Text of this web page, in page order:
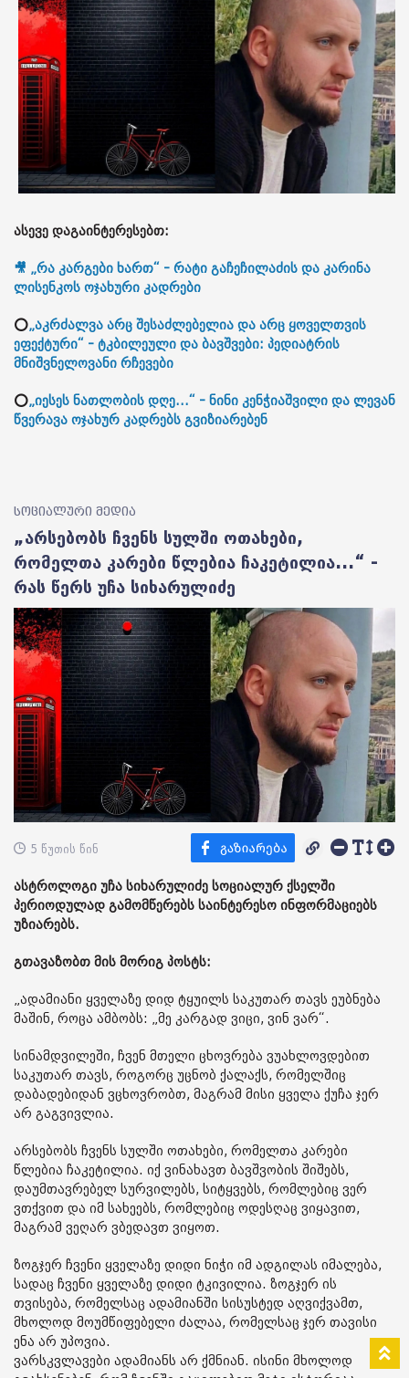
ასევე დაგაინტერესებთ:
🎥 „რა კარგები ხართ“ - რატი გაჩეჩილაძის და კარინა
ლისენკოს ოჯახური კადრები
⭕„აკრძალვა არც შესაძლებელია და არც ყოველთვის
ეფექტური“ - ტკბილეული და ბავშვები: პედიატრის
მნიშვნელოვანი რჩევები
⭕„იესეს ნათლობის დღე...“ - ნინი კენჭიაშვილი და ლევან
წვერავა ოჯახურ კადრებს გვიზიარებენ
სოციალური მედია
„არსებობს ჩვენს სულში ოთახები,
რომელთა კარები წლებია ჩაკეტილია...“ -
რას წერს უჩა სიხარულიძე
5 წუთის წინ
ასტროლოგი უჩა სიხარულიძე სოციალურ ქსელში
პერიოდულად გამომწერებს საინტერესო ინფორმაციებს
უზიარებს.
გთავაზობთ მის მორიგ პოსტს:
„ადამიანი ყველაზე დიდ ტყუილს საკუთარ თავს ეუბნება
მაშინ, როცა ამბობს: „მე კარგად ვიცი, ვინ ვარ“.
სინამდვილეში, ჩვენ მთელი ცხოვრება ვუახლოვდებით
საკუთარ თავს, როგორც უცნობ ქალაქს, რომელშიც
დაბადებიდან ვცხოვრობთ, მაგრამ მისი ყველა ქუჩა ჯერ
არ გაგვივლია.
არსებობს ჩვენს სულში ოთახები, რომელთა კარები
წლებია ჩაკეტილია. იქ ვინახავთ ბავშვობის შიშებს,
დაუმთავრებელ სურვილებს, სიტყვებს, რომლებიც ვერ
ვთქვით და იმ სახეებს, რომლებიც ოდესღაც ვიყავით,
მაგრამ ვეღარ ვბედავთ ვიყოთ.
ზოგჯერ ჩვენი ყველაზე დიდი ნიჭი იმ ადგილას იმალება,
სადაც ჩვენი ყველაზე დიდი ტკივილია. ზოგჯერ ის
თვისება, რომელსაც ადამიანში სისუსტედ აღვიქვამთ,
მხოლოდ მოუმწიფებელი ძალაა, რომელსაც ჯერ თავისი
ენა არ უპოვია.
ვარსკვლავები ადამიანს არ ქმნიან. ისინი მხოლოდ